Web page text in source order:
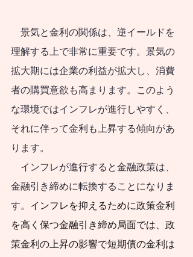
日本社会で急速な
少子化が進行する中
で、人口減社会にお
いても持続可能な暮
らし方・働き方と、
そのような暮らし
方・働き方に調和的
な資産形成・資産運
用が必要となりま
す。人口減社会の資
産運用のために、今
やるべきことと、将
景気と金利の関係は、逆イールドを
理解する上で非常に重要です。景気の
拡大期には企業の利益が拡大し、消費
者の購買意欲も高まります。このよう
な環境ではインフレが進行しやすく、
それに伴って金利も上昇する傾向があ
ります。
インフレが進行すると金融政策は、
金融引き締めに転換することになりま
す。 インフレを抑えるために政策金利
を高く保つ金融引き締め局面では、政
策金利の上昇の影響で短期債の金利は